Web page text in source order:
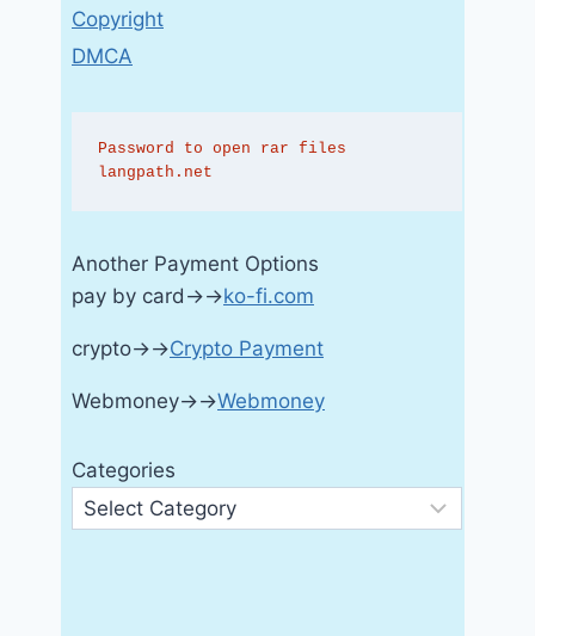
Copyright
DMCA
Password to open rar files
langpath.net
Another Payment Options
pay by card→→ko-fi.com
crypto→→Crypto Payment
Webmoney→→Webmoney
Categories